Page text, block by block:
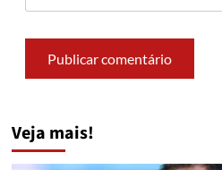
Veja mais!